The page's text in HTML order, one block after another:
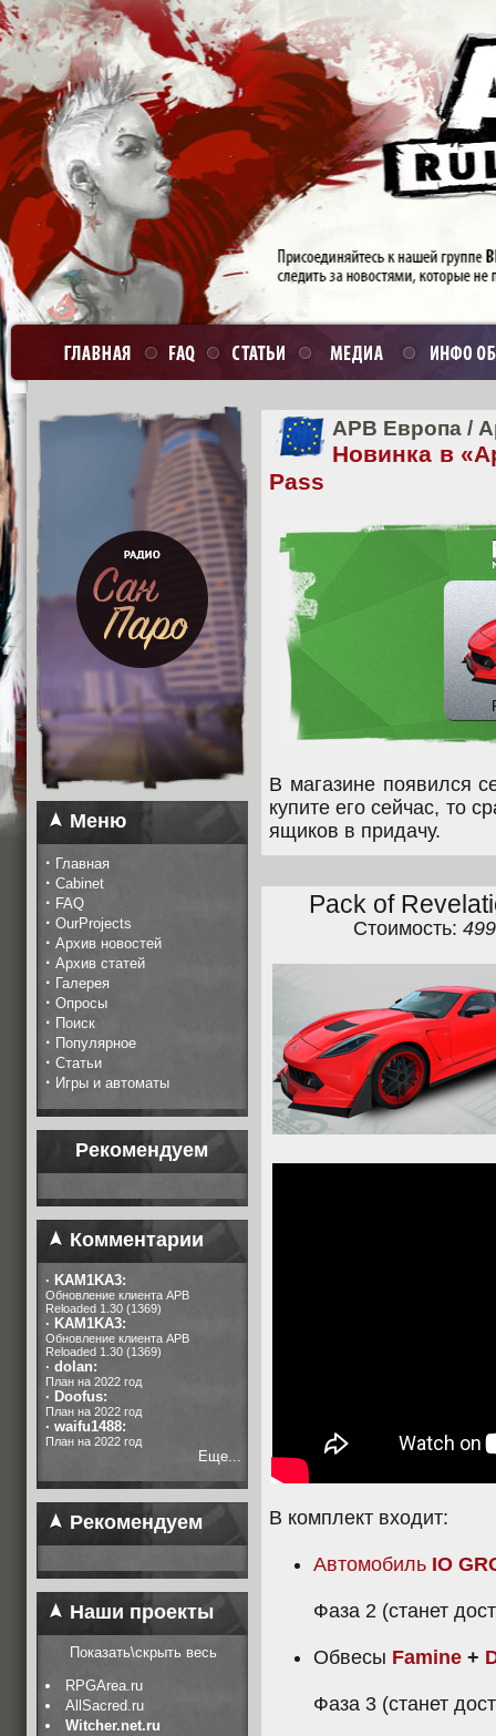
Меню
· Главная
· Cabinet
· FAQ
· OurProjects
· Архив новостей
· Архив статей
· Галерея
· Опросы
· Поиск
· Популярное
· Статьи
· Игры и автоматы
Рекомендуем
Комментарии
· KAM1KA3:
Обновление клиента APB
Reloaded 1.30 (1369)
· KAM1KA3:
Обновление клиента APB
Reloaded 1.30 (1369)
· dolan:
План на 2022 год
· Doofus:
План на 2022 год
· waifu1488:
План на 2022 год
Еще...
Рекомендуем
Наши проекты
Показать\скрыть весь
RPGArea.ru
AllSacred.ru
Witcher.net.ru
APB Европа /
Новинка в
Pass
В магазине появился
купите его сейчас, то
ящиков в придачу.
Pack of
Стоимость:
В комплект входит:
Автомобиль IO
Фаза 2 (станет
Обвесы Famine +
Фаза 3 (станет